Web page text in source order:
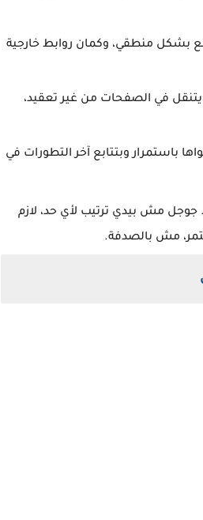
بشكل منطقي، وكمان روابط خارجية
يتنقل في الصفحات من غير تعقيد،
باستمرار وبتتابع آخر التطورات في
مش بيدي ترتيب لأي حد، لازم
مش بالصدفة.